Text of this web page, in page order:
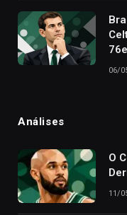
06/
Análises
O
11/